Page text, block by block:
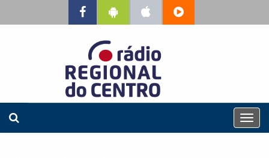
T
o